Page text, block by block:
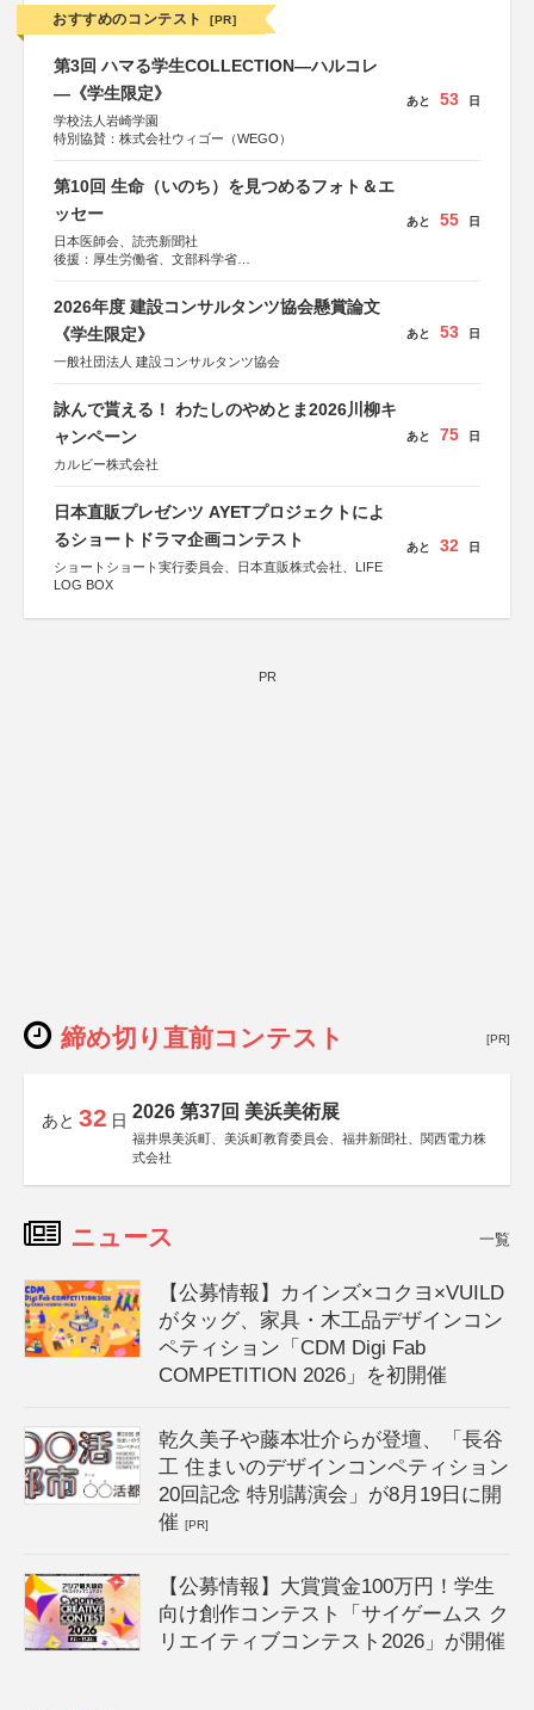
おすすめのコンテスト [PR]
第3回 ハマる学生COLLECTION―ハルコレ
―《学生限定》
学校法人岩崎学園
特別協賛：株式会社ウィゴー（WEGO）
あと 53 日
第10回 生命（いのち）を見つめるフォト＆エ
ッセー
日本医師会、読売新聞社
後援：厚生労働省、文部科学省
しん生命保険株式会社
あと 55 日
2026年度 建設コンサルタンツ協会懸賞論文
《学生限定》
一般社団法人 建設コンサルタンツ協会
あと 53 日
詠んで貰える！ わたしのやめとま2026川柳キ
ャンペーン
カルビー株式会社
あと 75 日
日本直販プレゼンツ AYETプロジェクトによ
るショートドラマ企画コンテスト
ショートショート実行委員会、日本直販株式会社、LIFE
LOG BOX
あと 32 日
PR
締め切り直前コンテスト [PR]
あと 32 日 2026 第37回 美浜美術展
福井県美浜町、美浜町教育委員会、福井新聞社、関西電力株
式会社
ニュース 一覧
【公募情報】カインズ×コクヨ×VUILD
がタッグ、家具・木工品デザインコン
ペティション「CDM Digi Fab
COMPETITION 2026」を初開催
乾久美子や藤本壮介らが登壇、「長谷
工 住まいのデザインコンペティション
20回記念 特別講演会」が8月19日に開
催[PR]
【公募情報】大賞賞金100万円！学生
向け創作コンテスト「サイゲームス ク
リエイティブコンテスト2026」が開催